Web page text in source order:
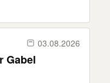
03.08.2026
Gabel